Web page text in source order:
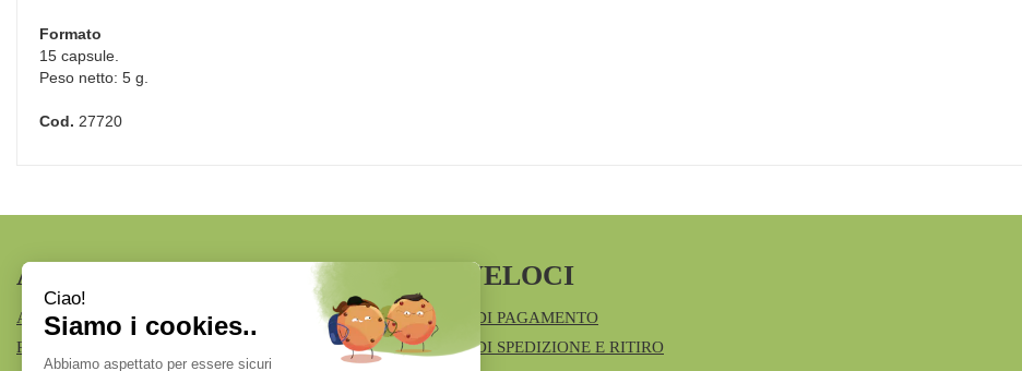
Formato
15 capsule.
Peso netto: 5 g.
Cod. 27720
AREA UTENTE
ACCEDI
REGISTRATI
LINK VELOCI
MODALITÀ DI PAGAMENTO
MODALITÀ DI SPEDIZIONE E RITIRO